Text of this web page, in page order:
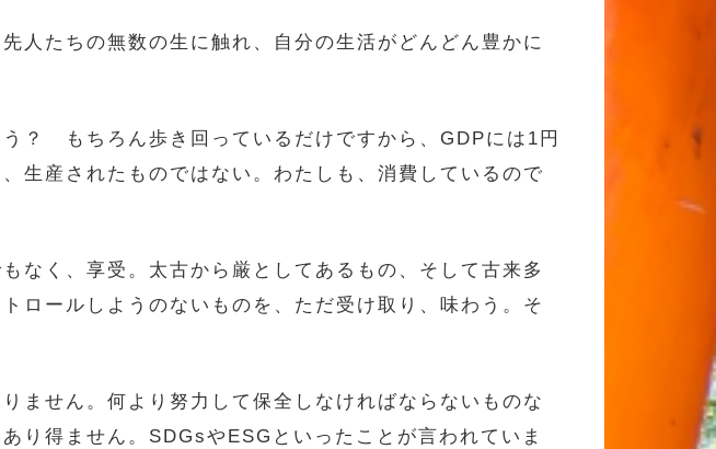
人たちの無数の生に触れ、自分の生活がどんどん豊かに
？ もちろん歩き回っているだけですから、GDPには1円
生産されたものではない。わたしも、消費しているので
なく、享受。太古から厳としてあるもの、そして古来多
ロールしようのないものを、ただ受け取り、味わう。そ
ません。何より努力して保全しなければならないものな
り得ません。SDGsやESGといったことが言われていま